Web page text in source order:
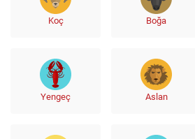
Koç Boğa
Yengeç Aslan